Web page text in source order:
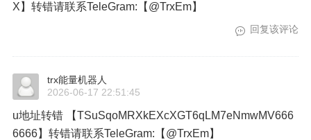
X】转错请联系TeleGram:【@TrxEm】
回复该评论
trx能量机器人
2026-06-17 22:51:45
u地址转错 【TSuSqoMRXkEXcXGT6qLM7eNmwMV666
6666】转错请联系TeleGram:【@TrxEm】